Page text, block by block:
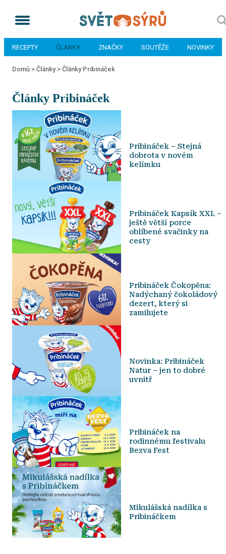
RECEPTY ČLÁNKY ZNAČKY SOUTĚŽE NOVINKY
Domů > Články > Články Pribináček
Články Pribináček
Pribináček – Stejná
dobrota v novém
kelímku
Pribináček Kapsík XXL –
ještě větší porce
oblíbené svačinky na
cesty
Pribináček Čokopěna:
Nadýchaný čokoládový
dezert, který si
zamilujete
Novinka: Pribináček
Natur – jen to dobré
uvnitř
Pribináček na
rodinnému festivalu
Bezva Fest
Mikulášská nadílka s
Pribináčkem